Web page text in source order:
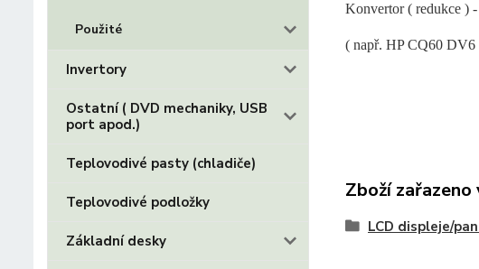
Použité
Invertory
Ostatní ( DVD mechaniky, USB
port apod.)
Teplovodivé pasty (chladiče)
Teplovodivé podložky
Základní desky
Konvertor ( redukce )
( např. HP CQ60
Zboží
LCD displeje/